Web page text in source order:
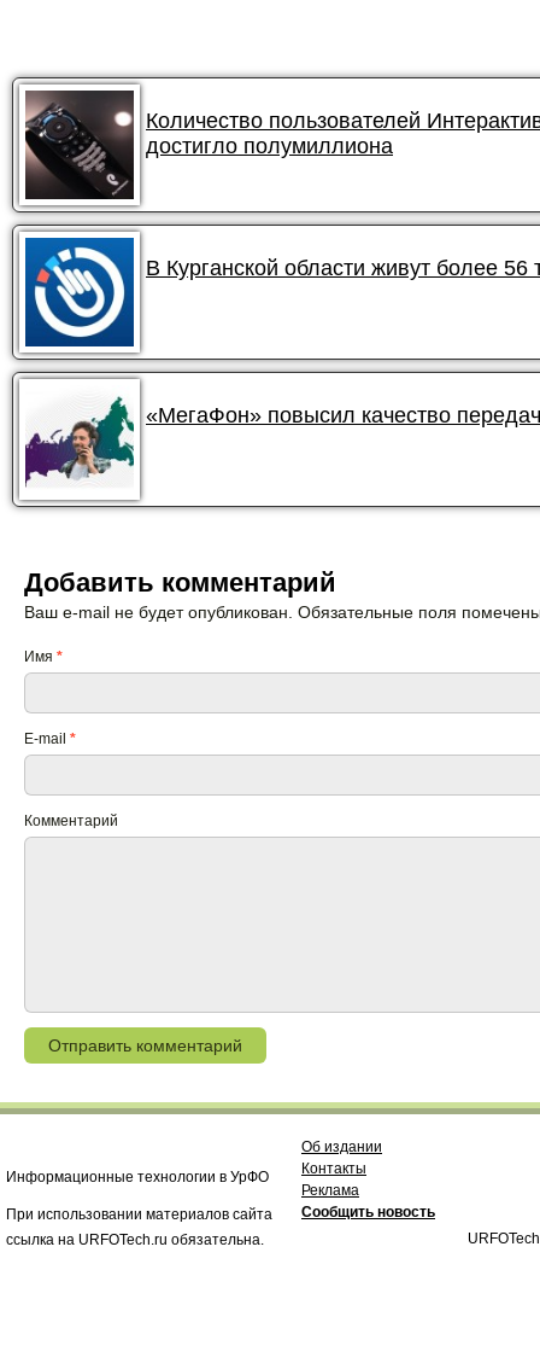
Количество пользователей
достигло полумиллиона
В Курганской области живут более
«МегаФон» повысил качество
Добавить комментарий
Ваш e-mail не будет опубликован. Обязательные поля
Имя *
E-mail *
Комментарий
Информационные технологии в УрФО
При использовании материалов сайта
ссылка на URFOTech.ru обязательна.
Об издании
Контакты
Реклама
Сообщить новость